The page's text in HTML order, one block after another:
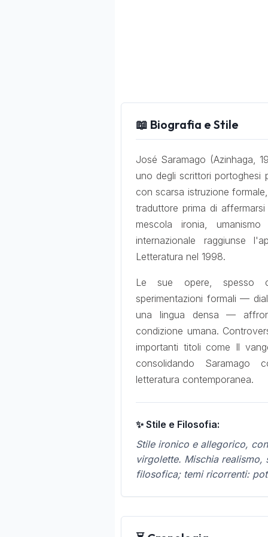
📖 Biografia e Stile
José Saramago (Azinhaga,
uno degli scrittori portoghesi
con scarsa istruzione
traduttore prima di
mescola ironia,
internazionale raggiunse
Letteratura nel 1998.
Le sue opere, spesso
sperimentazioni formali —
una lingua densa —
condizione umana.
importanti titoli come Il
consolidando Saramago
letteratura contemporanea.
✨ Stile e Filosofia:
Stile ironico e allegorico,
virgolette. Mischia
filosofica; temi ricorrenti: